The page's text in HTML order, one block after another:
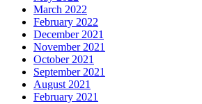
March 2022
February 2022
December 2021
November 2021
October 2021
September 2021
August 2021
February 2021